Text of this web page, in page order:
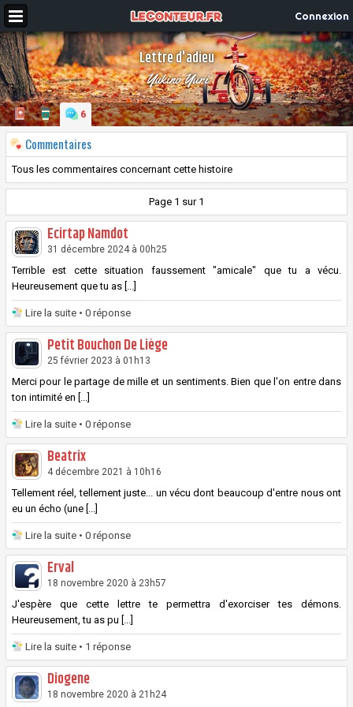
Connexion
Lettre d'adieu
Yukino Yuri
6
Commentaires
Tous les commentaires concernant cette histoire
Page 1 sur 1
Ecirtap Namdot
31 décembre 2024 à 00h25
Terrible est cette situation faussement "amicale" que tu a vécu.
Heureusement que tu as [...]
Lire la suite • 0 réponse
Petit Bouchon De Liège
25 février 2023 à 01h13
Merci pour le partage de mille et un sentiments. Bien que l'on entre dans
ton intimité en [...]
Lire la suite • 0 réponse
Beatrix
4 décembre 2021 à 10h16
Tellement réel, tellement juste... un vécu dont beaucoup d'entre nous ont
eu un écho (une [...]
Lire la suite • 0 réponse
Erval
18 novembre 2020 à 23h57
J'espère que cette lettre te permettra d'exorciser tes démons.
Heureusement, tu as pu [...]
Lire la suite • 1 réponse
Diogene
18 novembre 2020 à 21h24